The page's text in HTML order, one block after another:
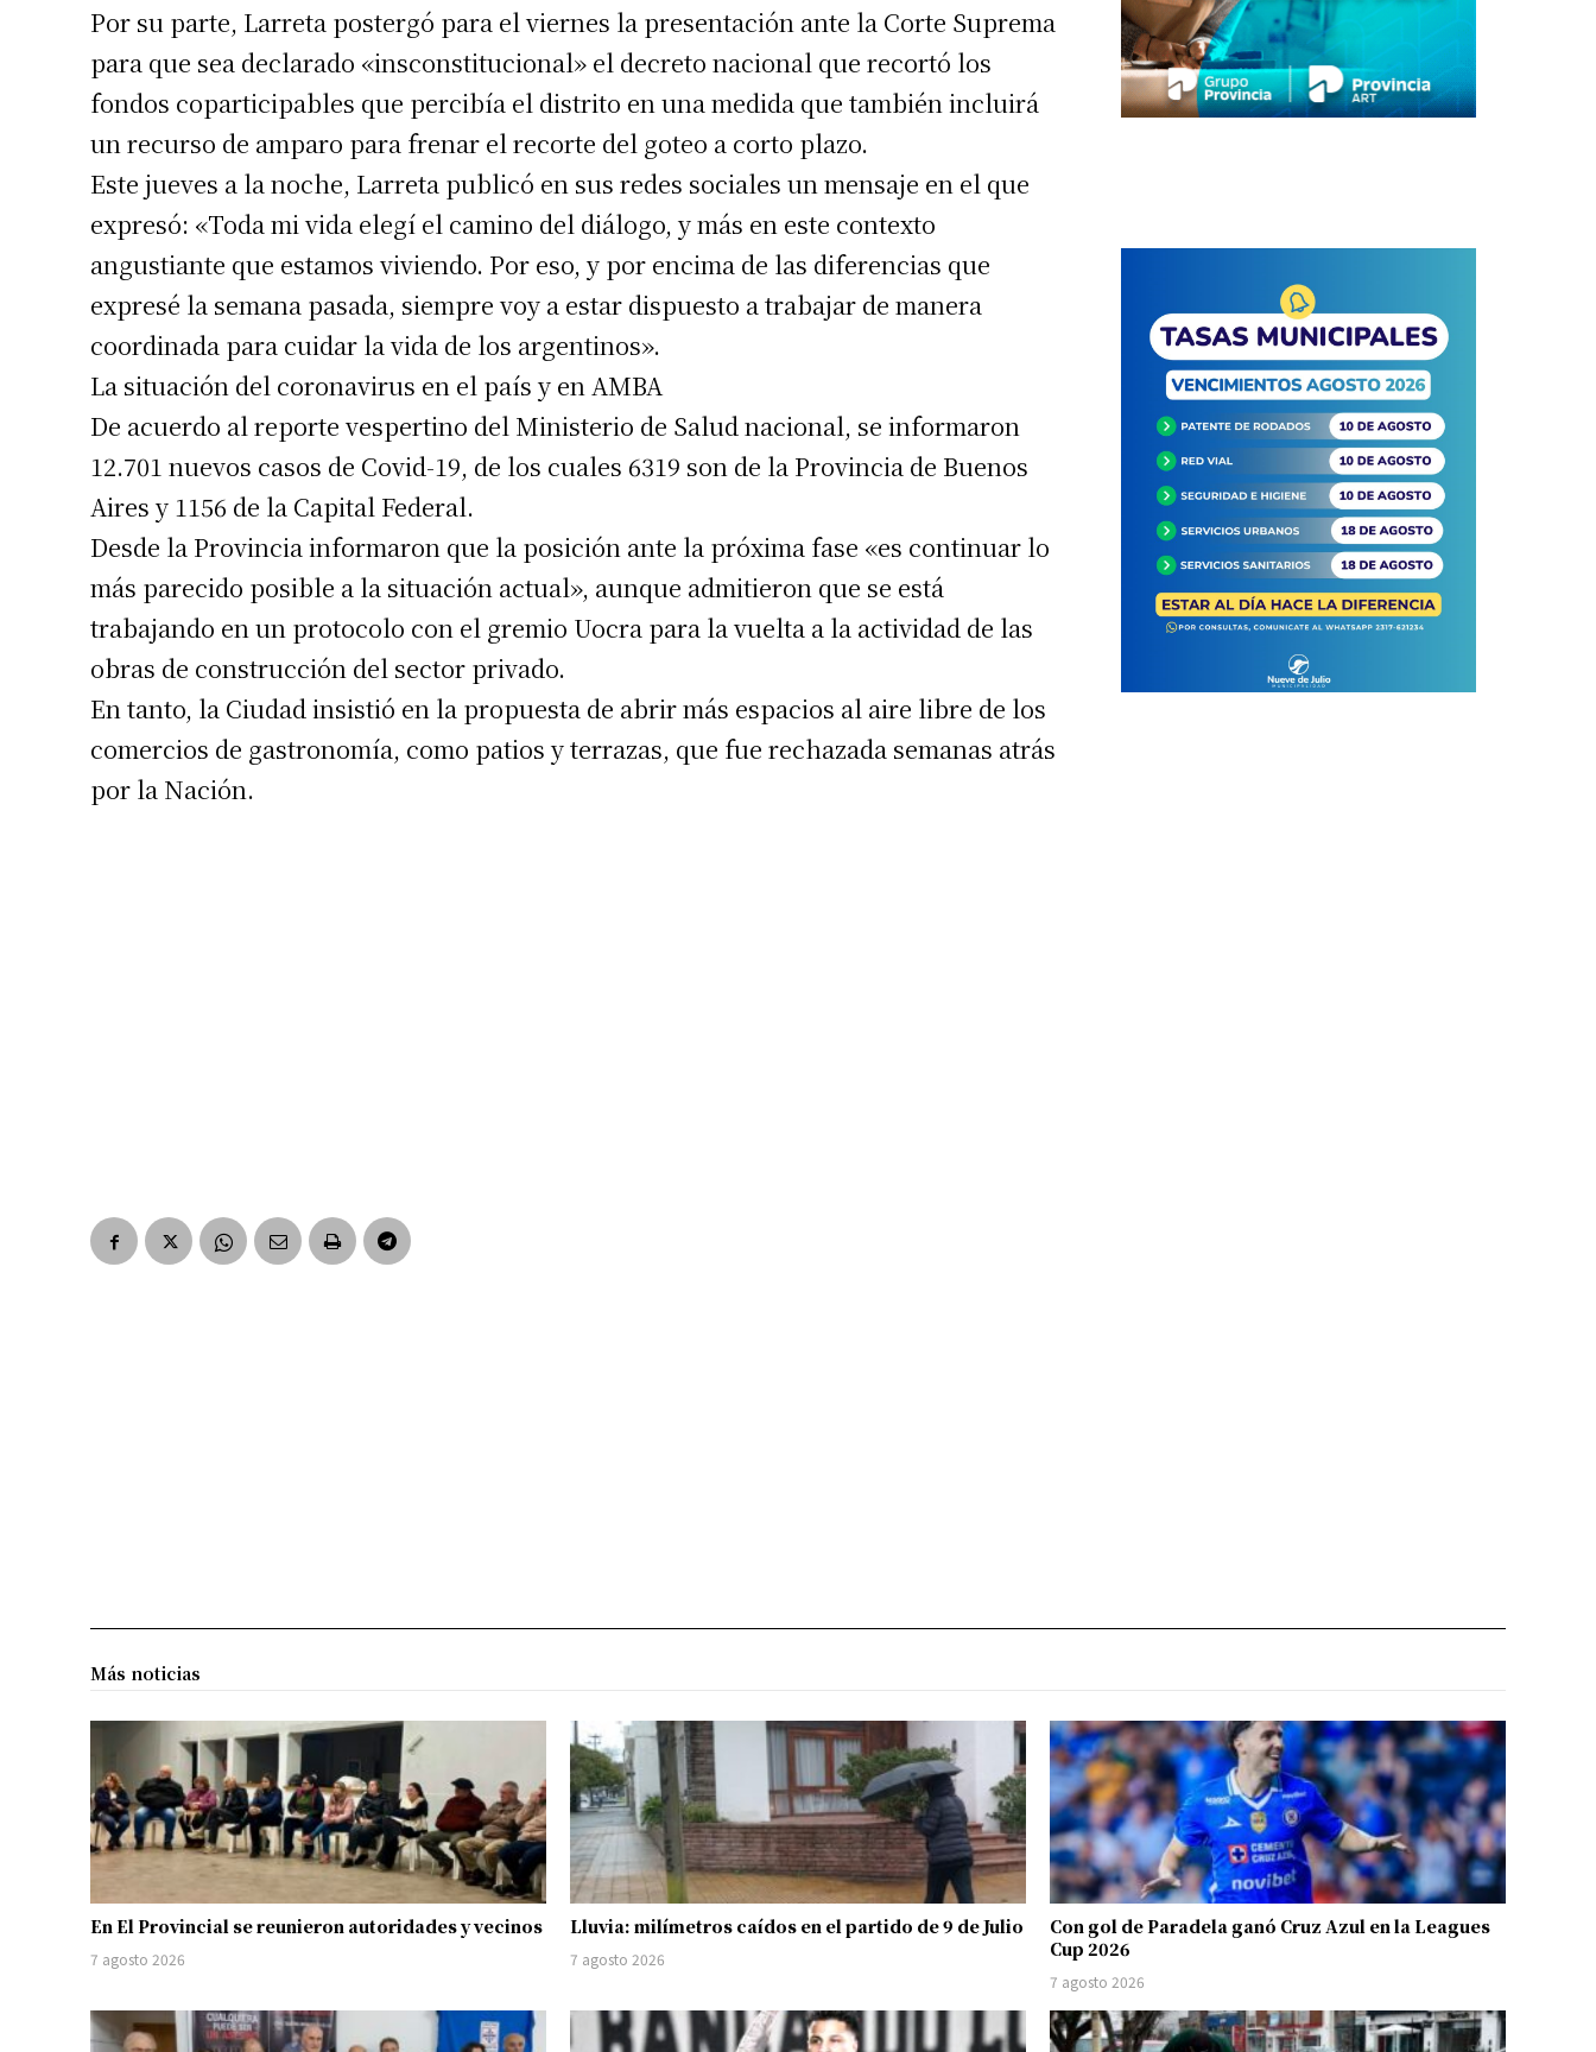
Suscribirme gratis
Dirección de correo electrónico*
Nombre
Apellidos
Número de teléfono
Por su parte, Larreta postergó para el viernes la presentación ante la Corte Suprema
para que sea declarado «insconstitucional» el decreto nacional que recortó los
fondos coparticipables que percibía el distrito en una medida que también incluirá
un recurso de amparo para frenar el recorte del goteo a corto plazo.
Este jueves a la noche, Larreta publicó en sus redes sociales un mensaje en el que
expresó: «Toda mi vida elegí el camino del diálogo, y más en este contexto
angustiante que estamos viviendo. Por eso, y por encima de las diferencias que
expresé la semana pasada, siempre voy a estar dispuesto a trabajar de manera
coordinada para cuidar la vida de los argentinos».
La situación del coronavirus en el país y en AMBA
De acuerdo al reporte vespertino del Ministerio de Salud nacional, se informaron
12.701 nuevos casos de Covid-19, de los cuales 6319 son de la Provincia de Buenos
Aires y 1156 de la Capital Federal.
Desde la Provincia informaron que la posición ante la próxima fase «es continuar lo
más parecido posible a la situación actual», aunque admitieron que se está
trabajando en un protocolo con el gremio Uocra para la vuelta a la actividad de las
obras de construcción del sector privado.
En tanto, la Ciudad insistió en la propuesta de abrir más espacios al aire libre de los
comercios de gastronomía, como patios y terrazas, que fue rechazada semanas atrás
por la Nación.
Más noticias
En El Provincial se reunieron autoridades y vecinos
7 agosto 2026
Lluvia: milímetros caídos en el partido de 9 de Julio
7 agosto 2026
Con gol de Paradela ganó Cruz Azul en la Leagues
Cup 2026
7 agosto 2026